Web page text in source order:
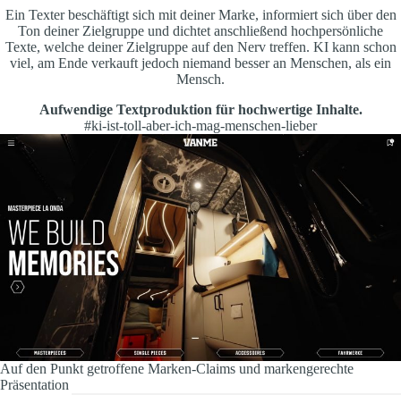
Auf den Punkt getroffene Marken-Claims und markengerechte
Präsentation
Ein Texter beschäftigt sich mit deiner Marke, informiert sich über den
Ton deiner Zielgruppe und dichtet anschließend hochpersönliche
Texte, welche deiner Zielgruppe auf den Nerv treffen. KI kann schon
viel, am Ende verkauft jedoch niemand besser an Menschen, als ein
Mensch.
Aufwendige Textproduktion für hochwertige Inhalte.
#ki-ist-toll-aber-ich-mag-menschen-lieber